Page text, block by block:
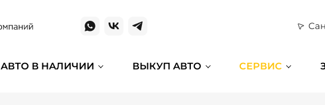
АВТО В НАЛИЧИИ ВЫКУП АВТО СЕРВИС